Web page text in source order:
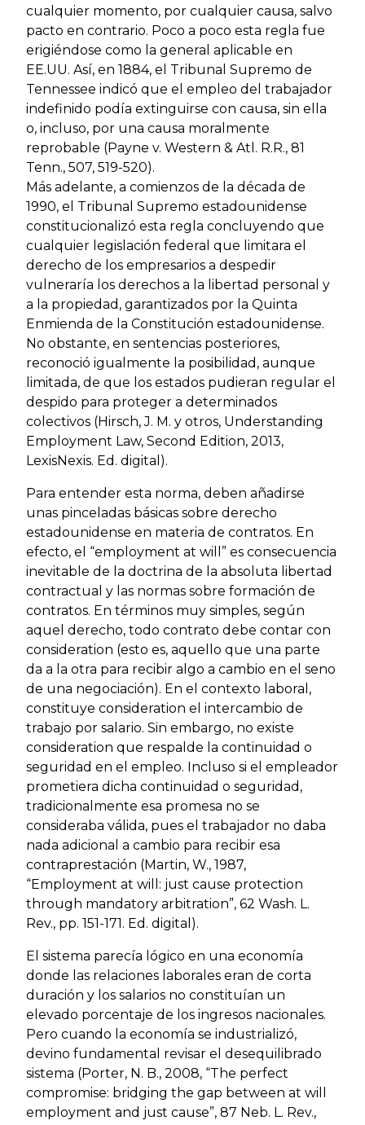
cualquier momento, por cualquier causa, salvo
pacto en contrario. Poco a poco esta regla fue
erigiéndose como la general aplicable en
EE.UU. Así, en 1884, el Tribunal Supremo de
Tennessee indicó que el empleo del trabajador
indefinido podía extinguirse con causa, sin ella
o, incluso, por una causa moralmente
reprobable (Payne v. Western & Atl. R.R., 81
Tenn., 507, 519-520).
Más adelante, a comienzos de la década de
1990, el Tribunal Supremo estadounidense
constitucionalizó esta regla concluyendo que
cualquier legislación federal que limitara el
derecho de los empresarios a despedir
vulneraría los derechos a la libertad personal y
a la propiedad, garantizados por la Quinta
Enmienda de la Constitución estadounidense.
No obstante, en sentencias posteriores,
reconoció igualmente la posibilidad, aunque
limitada, de que los estados pudieran regular el
despido para proteger a determinados
colectivos (Hirsch, J. M. y otros, Understanding
Employment Law, Second Edition, 2013,
LexisNexis. Ed. digital).
Para entender esta norma, deben añadirse
unas pinceladas básicas sobre derecho
estadounidense en materia de contratos. En
efecto, el “employment at will” es consecuencia
inevitable de la doctrina de la absoluta libertad
contractual y las normas sobre formación de
contratos. En términos muy simples, según
aquel derecho, todo contrato debe contar con
consideration (esto es, aquello que una parte
da a la otra para recibir algo a cambio en el seno
de una negociación). En el contexto laboral,
constituye consideration el intercambio de
trabajo por salario. Sin embargo, no existe
consideration que respalde la continuidad o
seguridad en el empleo. Incluso si el empleador
prometiera dicha continuidad o seguridad,
tradicionalmente esa promesa no se
consideraba válida, pues el trabajador no daba
nada adicional a cambio para recibir esa
contraprestación (Martin, W., 1987,
“Employment at will: just cause protection
through mandatory arbitration”, 62 Wash. L.
Rev., pp. 151-171. Ed. digital).
El sistema parecía lógico en una economía
donde las relaciones laborales eran de corta
duración y los salarios no constituían un
elevado porcentaje de los ingresos nacionales.
Pero cuando la economía se industrializó,
devino fundamental revisar el desequilibrado
sistema (Porter, N. B., 2008, “The perfect
compromise: bridging the gap between at will
employment and just cause”, 87 Neb. L. Rev.,